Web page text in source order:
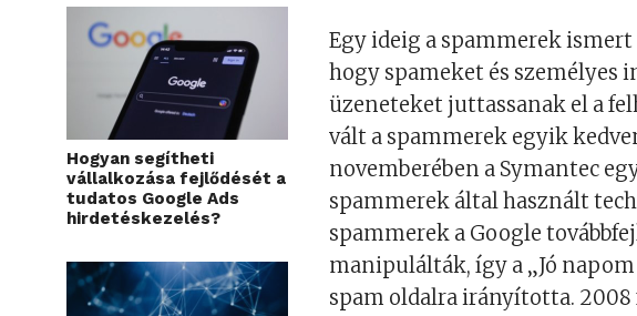
Hogyan segítheti
vállalkozása fejlődését a
tudatos Google Ads
hirdetéskezelés?
Egy ideig a spammerek
hogy spameket és
üzeneteket juttassanak el a
vált a spammerek egyik
novemberében a Symantec
spammerek által használt
spammerek a Google
manipulálták, így a „Jó
spam oldalra irányította. 2008